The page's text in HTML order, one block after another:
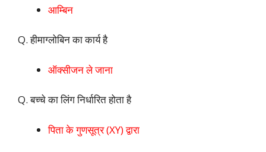
आम्बिन
Q. हीमाग्लोबिन का कार्य है
ऑक्सीजन ले जाना
Q. बच्चे का लिंग निर्धारित होता है
पिता के गुणसूत्र (XY) द्वारा